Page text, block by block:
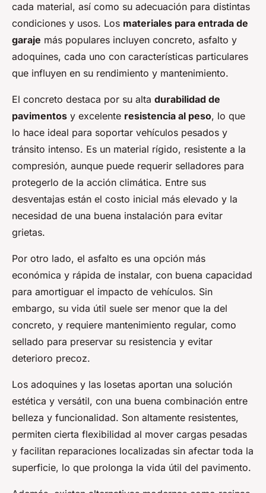
cada material, así como su adecuación para distintas
condiciones y usos. Los materiales para entrada de
garaje más populares incluyen concreto, asfalto y
adoquines, cada uno con características particulares
que influyen en su rendimiento y mantenimiento.
El concreto destaca por su alta durabilidad de
pavimentos y excelente resistencia al peso, lo que
lo hace ideal para soportar vehículos pesados y
tránsito intenso. Es un material rígido, resistente a la
compresión, aunque puede requerir selladores para
protegerlo de la acción climática. Entre sus
desventajas están el costo inicial más elevado y la
necesidad de una buena instalación para evitar
grietas.
Por otro lado, el asfalto es una opción más
económica y rápida de instalar, con buena capacidad
para amortiguar el impacto de vehículos. Sin
embargo, su vida útil suele ser menor que la del
concreto, y requiere mantenimiento regular, como
sellado para preservar su resistencia y evitar
deterioro precoz.
Los adoquines y las losetas aportan una solución
estética y versátil, con una buena combinación entre
belleza y funcionalidad. Son altamente resistentes,
permiten cierta flexibilidad al mover cargas pesadas
y facilitan reparaciones localizadas sin afectar toda la
superficie, lo que prolonga la vida útil del pavimento.